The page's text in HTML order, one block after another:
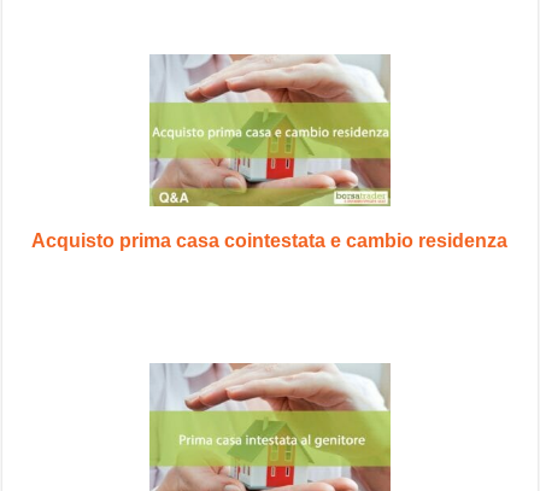
Acquisto prima casa cointestata e cambio residenza